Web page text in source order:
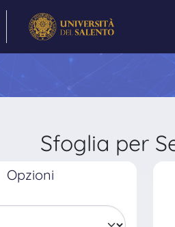
Sfoglia per
Opzioni